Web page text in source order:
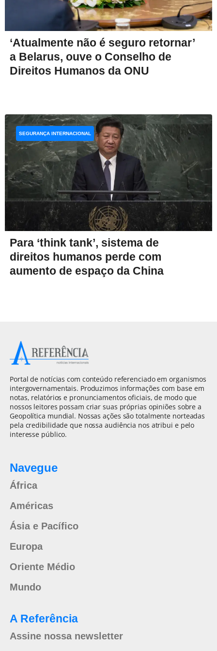
‘Atualmente não é seguro retornar’
a Belarus, ouve o Conselho de
Direitos Humanos da ONU
Para ‘think tank’, sistema de
direitos humanos perde com
aumento de espaço da China
SEGURANÇA INTERNACIONAL
Portal de notícias com conteúdo referenciado em organismos
intergovernamentais. Produzimos informações com base em
notas, relatórios e pronunciamentos oficiais, de modo que
nossos leitores possam criar suas próprias opiniões sobre a
Geopolítica mundial. Nossas ações são totalmente norteadas
pela credibilidade que nossa audiência nos atribui e pelo
interesse público.
Navegue
África
Américas
Ásia e Pacífico
Europa
Oriente Médio
Mundo
A Referência
Assine nossa newsletter